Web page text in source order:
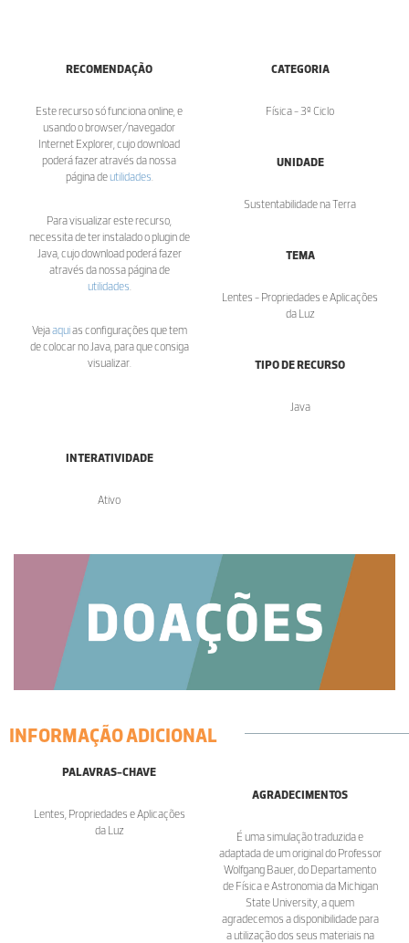
RECOMENDAÇÃO
Este recurso só funciona online, e
usando o browser/navegador
Internet Explorer, cujo download
poderá fazer através da nossa
página deutilidades
Para visualizar este recurso,
necessita de ter instalado o plugin de
Java, cujo download poderá fazer
através da nossa página de
utilidades
Vejaaquias configurações que tem
de colocar no Java, para que consiga
visualizar.
CATEGORIA
Física - 3º Ciclo
UNIDADE
Sustentabilidade na Terra
TEMA
Lentes - Propriedades e Aplicações
da Luz
TIPO DE RECURSO
Java
INTERATIVIDADE
Ativo
INFORMAÇÃO ADICIONAL
PALAVRAS-CHAVE
Lentes, Propriedades e Aplicações
da Luz
AGRADECIMENTOS
É uma simulação traduzida e
adaptada de um original do Professor
Wolfgang Bauer, do Departamento
de Física e Astronomia da Michigan
State University, a quem
agradecemos a disponibilidade para
a utilização dos seus materiais na